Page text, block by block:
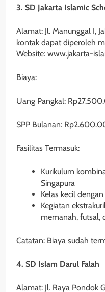
3. SD Jakarta Islamic
Alamat: Jl. Manunggal I,
kontak dapat diperoleh
Website: www.jakarta-
Biaya:
Uang Pangkal:
SPP Bulanan:
Fasilitas Termasuk:
Kurikulum
Singapura
Kelas kecil dengan
Kegiatan
memanah, futsal,
Catatan: Biaya sudah
4. SD Islam Darul Falah
Alamat: Jl. Raya Pondok